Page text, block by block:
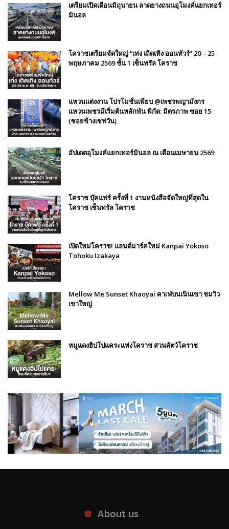
เตรียมเปิดเดือนมิถุนายน ลาดยางถนนอุโมงค์แยกเทอร์
มินอล
โคราชเตรียมจัดใหญ่ “เท่ง เถิดเทิง ออนทัวร์” 20 – 25
พฤษภาคม 2569 ชั้น 1 เซ็นทรัล โคราช
แหวนแต่งงาน โปรโมชั่นเพียบ @เพชรพญามังกร
แหวนเพชรมีเริ่มต้นหลักพัน พิกัด: มิตรภาพ ซอย 15
(ซอยข้างเซฟวัน)
อัปเดตอุโมงค์แยกเทอร์มินอล ณ เดือนเมษายน 2569
โคราช บุ๊คแฟร์​ ครั้งที่​ 1 งานหนังสือจัดใหญ่ที่สุดใน
โคราช เซ็นทรัล โคราช
เปิดใหม่โคราช! แลนด์มาร์คใหม่ Kanpai Yokoso
Tohoku Izakaya
Mellow Me Sunset Khaoyai คาเฟ่บนเนินเขา ชมวิว
เขาใหญ่
หมูแดงฮิปโปแคระแห่งโคราช สวนสัตว์โคราช
About us